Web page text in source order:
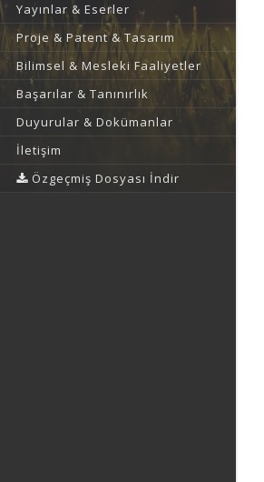
Yayınlar & Eserler
Proje & Patent & Tasarım
Bilimsel & Mesleki Faaliyetler
Başarılar & Tanınırlık
Duyurular & Dokümanlar
İletişim
Özgeçmiş Dosyası İndir